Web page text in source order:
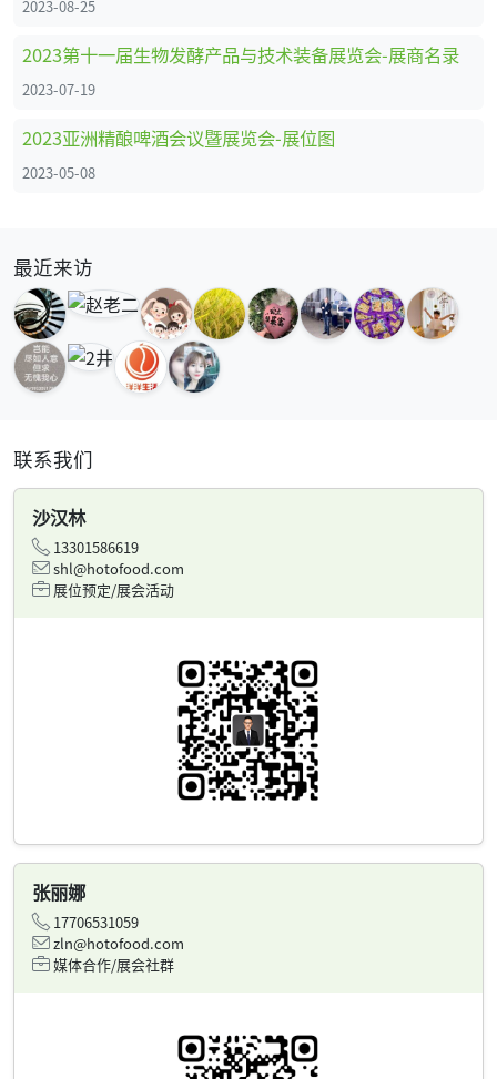
2023-08-25
2023第十一届生物发酵产品与技术装备展览会-展商名录
2023-07-19
2023亚洲精酿啤酒会议暨展览会-展位图
2023-05-08
最近来访
联系我们
沙汉林
13301586619
shl@hotofood.com
展位预定/展会活动
张丽娜
17706531059
zln@hotofood.com
媒体合作/展会社群